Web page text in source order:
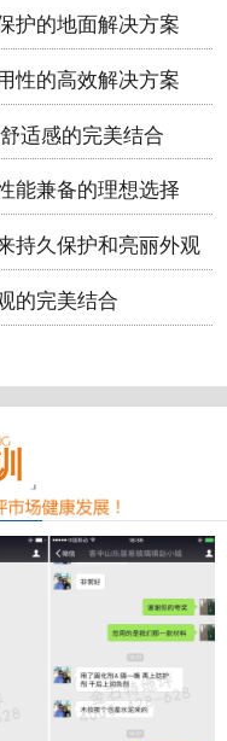
护的地面解决方案
性的高效解决方案
适感的完美结合
能兼备的理想选择
持久保护和亮丽外观
的完美结合